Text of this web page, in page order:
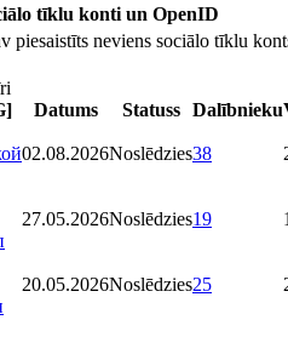
tīklu konti un OpenID
piesaistīts neviens sociālo tīklu
Datums Statuss Dalībnieku
02.08.2026Noslēdzies38
27.05.2026Noslēdzies19
20.05.2026Noslēdzies25